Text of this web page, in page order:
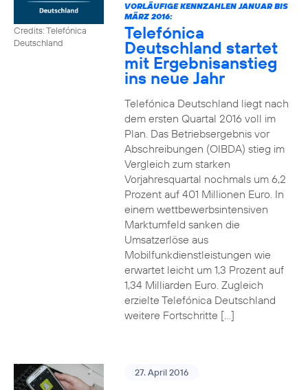
Credits: Telefónica
Deutschland
VORLÄUFIGE KENNZAHLEN JANUAR BIS
MÄRZ 2016:
Telefónica
Deutschland startet
mit Ergebnisanstieg
ins neue Jahr
Telefónica Deutschland liegt nach
dem ersten Quartal 2016 voll im
Plan. Das Betriebsergebnis vor
Abschreibungen (OIBDA) stieg im
Vergleich zum starken
Vorjahresquartal nochmals um 6,2
Prozent auf 401 Millionen Euro. In
einem wettbewerbsintensiven
Marktumfeld sanken die
Umsatzerlöse aus
Mobilfunkdienstleistungen wie
erwartet leicht um 1,3 Prozent auf
1,34 Milliarden Euro. Zugleich
erzielte Telefónica Deutschland
weitere Fortschritte […]
27. April 2016